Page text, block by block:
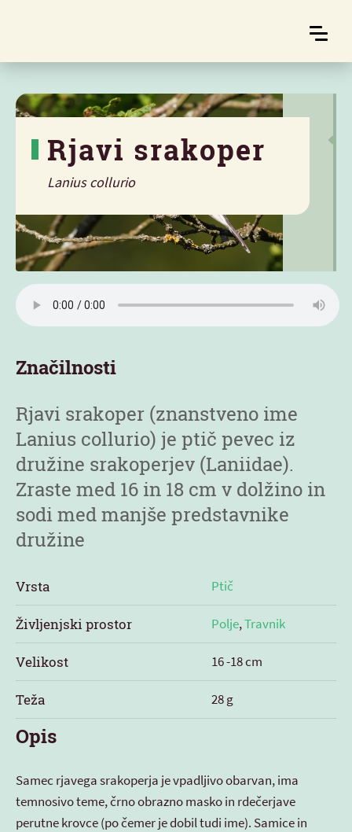
Rjavi srakoper
Lanius collurio
Značilnosti
Rjavi srakoper (znanstveno ime
Lanius collurio) je ptič pevec iz
družine srakoperjev (Laniidae).
Zraste med 16 in 18 cm v dolžino in
sodi med manjše predstavnike
družine
Vrsta Ptič
Življenjski prostor Polje,Travnik
Velikost 16 -18 cm
Teža 28 g
Opis
Samec rjavega srakoperja je vpadljivo obarvan, ima
temnosivo teme, črno obrazno masko in rdečerjave
perutne krovce (po čemer je dobil tudi ime). Samice in